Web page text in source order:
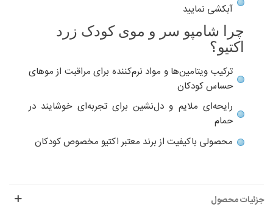
آبکشی نمایید
چرا شامپو سر و موی کودک زرد
اکتیو؟
ترکیب ویتامین‌ها و مواد نرم‌کننده برای مراقبت از موهای
حساس کودکان
رایحه‌ای ملایم و دل‌نشین برای تجربه‌ای خوشایند در
حمام
محصولی باکیفیت از برند معتبر اکتیو مخصوص کودکان
جزئیات محصول